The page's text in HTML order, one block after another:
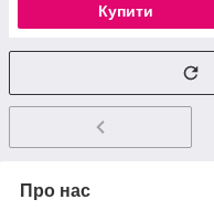
Купити
Про нас